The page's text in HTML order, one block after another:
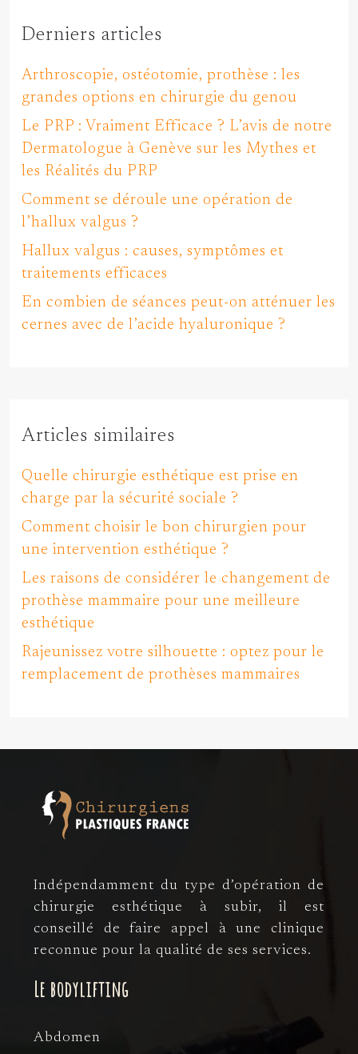
Derniers articles
Arthroscopie, ostéotomie, prothèse : les
grandes options en chirurgie du genou
Le PRP : Vraiment Efficace ? L’avis de notre
Dermatologue à Genève sur les Mythes et
les Réalités du PRP
Comment se déroule une opération de
l’hallux valgus ?
Hallux valgus : causes, symptômes et
traitements efficaces
En combien de séances peut-on atténuer les
cernes avec de l’acide hyaluronique ?
Articles similaires
Quelle chirurgie esthétique est prise en
charge par la sécurité sociale ?
Comment choisir le bon chirurgien pour
une intervention esthétique ?
Les raisons de considérer le changement de
prothèse mammaire pour une meilleure
esthétique
Rajeunissez votre silhouette : optez pour le
remplacement de prothèses mammaires
Indépendamment du type d’opération de
chirurgie esthétique à subir, il est
conseillé de faire appel à une clinique
reconnue pour la qualité de ses services.
Le bodylifting
Abdomen